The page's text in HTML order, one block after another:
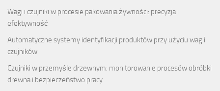
Wagi i czujniki w procesie pakowania żywności: precyzja i
efektywność
Automatyczne systemy identyfikacji produktów przy użyciu wag i
czujników
Czujniki w przemyśle drzewnym: monitorowanie procesów obróbki
drewna i bezpieczeństwo pracy